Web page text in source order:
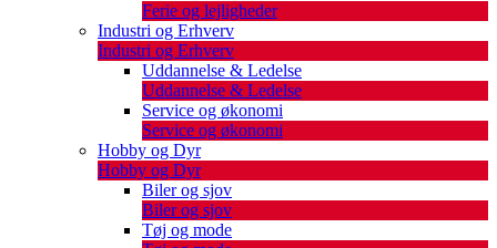
Ferie og lejligheder
Industri og Erhverv
Industri og Erhverv
Uddannelse & Ledelse
Uddannelse & Ledelse
Service og økonomi
Service og økonomi
Hobby og Dyr
Hobby og Dyr
Biler og sjov
Biler og sjov
Tøj og mode